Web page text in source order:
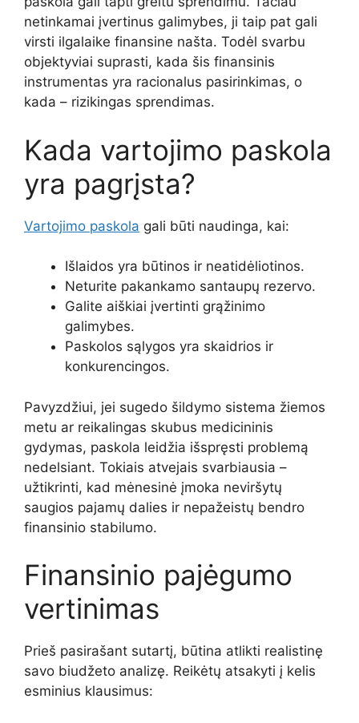
netinkamai įvertinus galimybes, ji taip pat gali
virsti ilgalaike finansine našta. Todėl svarbu
objektyviai suprasti, kada šis finansinis
instrumentas yra racionalus pasirinkimas, o
kada – rizikingas sprendimas.
Kada vartojimo paskola
yra pagrįsta?
Vartojimo paskola gali būti naudinga, kai:
Išlaidos yra būtinos ir neatidėliotinos.
Neturite pakankamo santaupų rezervo.
Galite aiškiai įvertinti grąžinimo
galimybes.
Paskolos sąlygos yra skaidrios ir
konkurencingos.
Pavyzdžiui, jei sugedo šildymo sistema žiemos
metu ar reikalingas skubus medicininis
gydymas, paskola leidžia išspręsti problemą
nedelsiant. Tokiais atvejais svarbiausia –
užtikrinti, kad mėnesinė įmoka neviršytų
saugios pajamų dalies ir nepažeistų bendro
finansinio stabilumo.
Finansinio pajėgumo
vertinimas
Prieš pasirašant sutartį, būtina atlikti realistinę
savo biudžeto analizę. Reikėtų atsakyti į kelis
esminius klausimus: